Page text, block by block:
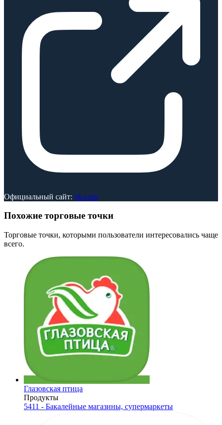
Официальный сайт: vk.com
Похожие торговые точки
Торговые точки, которыми пользователи интересовались чаще
всего.
Глазовская птица
Продукты
5411 - Бакалейные магазины, супермаркеты